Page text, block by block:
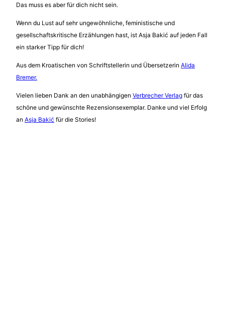
Das muss es aber für dich nicht sein.
Wenn du Lust auf sehr ungewöhnliche, feministische und
gesellschaftskritische Erzählungen hast, ist Asja Bakić auf jeden Fall
ein starker Tipp für dich!
Aus dem Kroatischen von Schriftstellerin und Übersetzerin Alida
Bremer.
Vielen lieben Dank an den unabhängigen Verbrecher Verlag für das
schöne und gewünschte Rezensionsexemplar. Danke und viel Erfolg
an Asja Bakić für die Stories!